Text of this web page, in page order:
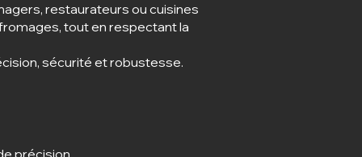
restaurateurs ou cuisines
tout en respectant la
sécurité et robustesse.